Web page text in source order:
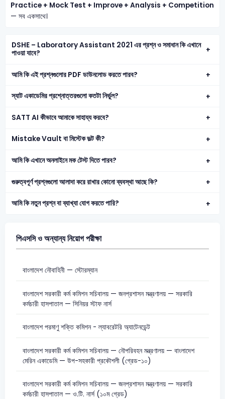
Practice + Mock Test + Improve + Analysis + Competition
— সব একসাথে।
DSHE – Laboratory Assistant 2021 এর প্রশ্ন ও সমাধান কি এখানে
পাওয়া যাবে?
আমি কি এই প্রশ্নগুলোর PDF ডাউনলোড করতে পারব?
স্যাট একাডেমির প্রশ্নোত্তরগুলো কতটা নির্ভুল?
SATT AI কীভাবে আমাকে সাহায্য করবে?
Mistake Vault বা মিস্টেক ভল্ট কী?
আমি কি এখানে অনলাইনে মক টেস্ট দিতে পারব?
গুরুত্বপূর্ণ প্রশ্নগুলো আলাদা করে রাখার কোনো ব্যবস্থা আছে কি?
আমি কি নতুন প্রশ্ন বা ব্যাখ্যা যোগ করতে পারি?
পিএসসি ও অন্যান্য নিয়োগ পরীক্ষা
বাংলাদেশ নৌবাহিনী — স্টোরম্যান
বাংলাদেশ সরকারী কর্ম কমিশন সচিবালয় — জনপ্রশাসন মন্ত্রণালয় — সরকারি
কর্মচারী হাসপাতাল — সিনিয়র স্টাফ নার্স
বাংলাদেশ পরমাণু শক্তি কমিশন - ল্যাবরেটরি অ্যাটেনডেন্ট
বাংলাদেশ সরকারী কর্ম কমিশন সচিবালয় — নৌপরিবহন মন্ত্রণালয় — বাংলাদেশ
মেরিন একাডেমি — উপ-সহকারী প্রকৌশলী (গ্রেড-১০)
বাংলাদেশ সরকারী কর্ম কমিশন সচিবালয় — জনপ্রশাসন মন্ত্রণালয় — সরকারি
কর্মচারী হাসপাতাল — ও.টি. নার্স (১০ম গ্রেড)